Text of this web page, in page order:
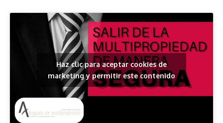
Haz clic para aceptar cookies de
marketing y permitir este contenido